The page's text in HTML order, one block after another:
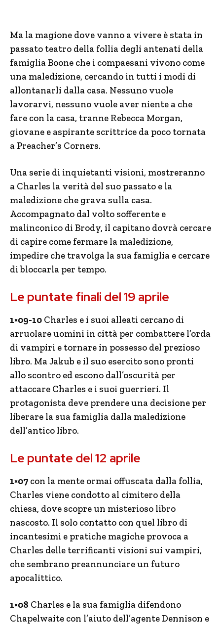
Ma la magione dove vanno a vivere è stata in
passato teatro della follia degli antenati della
famiglia Boone che i compaesani vivono come
una maledizione, cercando in tutti i modi di
allontanarli dalla casa. Nessuno vuole
lavorarvi, nessuno vuole aver niente a che
fare con la casa, tranne Rebecca Morgan,
giovane e aspirante scrittrice da poco tornata
a Preacher’s Corners.
Una serie di inquietanti visioni, mostreranno
a Charles la verità del suo passato e la
maledizione che grava sulla casa.
Accompagnato dal volto sofferente e
malinconico di Brody, il capitano dovrà cercare
di capire come fermare la maledizione,
impedire che travolga la sua famiglia e cercare
di bloccarla per tempo.
Le puntate finali del 19 aprile
1×09-10 Charles e i suoi alleati cercano di
arruolare uomini in città per combattere l’orda
di vampiri e tornare in possesso del prezioso
libro. Ma Jakub e il suo esercito sono pronti
allo scontro ed escono dall’oscurità per
attaccare Charles e i suoi guerrieri. Il
protagonista deve prendere una decisione per
liberare la sua famiglia dalla maledizione
dell’antico libro.
Le puntate del 12 aprile
1×07 con la mente ormai offuscata dalla follia,
Charles viene condotto al cimitero della
chiesa, dove scopre un misterioso libro
nascosto. Il solo contatto con quel libro di
incantesimi e pratiche magiche provoca a
Charles delle terrificanti visioni sui vampiri,
che sembrano preannunciare un futuro
apocalittico.
1×08 Charles e la sua famiglia difendono
Chapelwaite con l’aiuto dell’agente Dennison e